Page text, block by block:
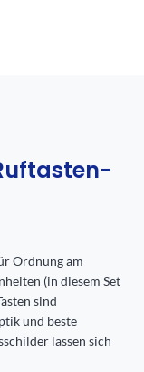
Ordnung am
(in diesem Set
sind
und beste
lassen sich